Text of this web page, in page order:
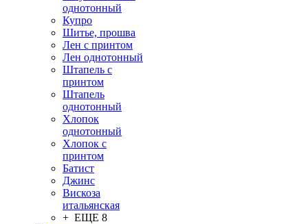
однотонный
Купро
Шитье, прошва
Лен с принтом
Лен однотонный
Штапель с
принтом
Штапель
однотонный
Хлопок
однотонный
Хлопок с
принтом
Батист
Джинс
Вискоза
итальянская
+ ЕЩЕ 8